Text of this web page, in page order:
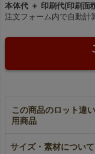
本体代 ＋ 印刷代(印刷面
注文フォーム内で自動計
この商品のロット違
用商品
マチ 小サイズ｜100
サイズ・素材について